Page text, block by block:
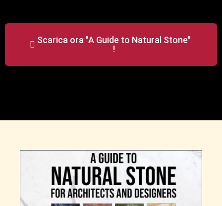
Scarica ora "A Guide to Natural Stone"
!